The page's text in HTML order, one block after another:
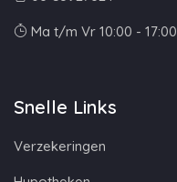
Ma t/m Vr 10:00 - 17:00
Snelle Links
Verzekeringen